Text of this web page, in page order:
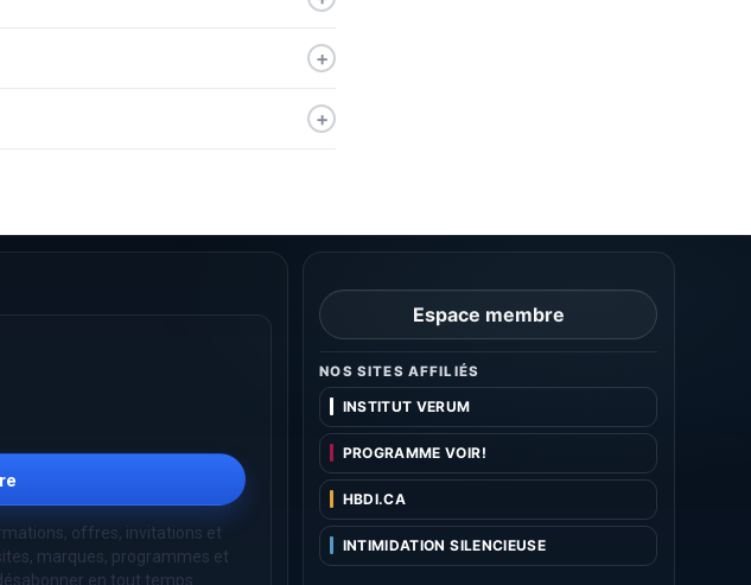
Espace membre
NOS SITES AFFILIÉS
INSTITUT VERUM
PROGRAMME VOIR!
HBDI.CA
INTIMIDATION SILENCIEUSE